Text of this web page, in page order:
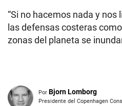
“Si no hacemos nada y
las defensas costeras
zonas del planeta se
Por Bjorn Lomborg
Presidente del Copenhagen